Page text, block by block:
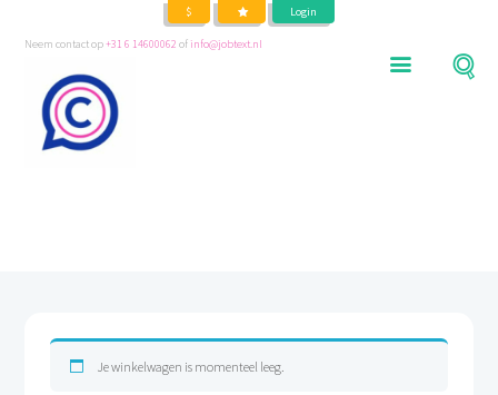
$ Login
Neem contact op+31 6 14600062 of info@jobtext.nl
Je winkelwagen is momenteel leeg.